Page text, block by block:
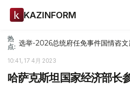
KAZINFORM
热
点: 选举-2026总统府任免事件国情咨文
10:41, 17 4月 2023
哈萨克斯坦国家经济部长